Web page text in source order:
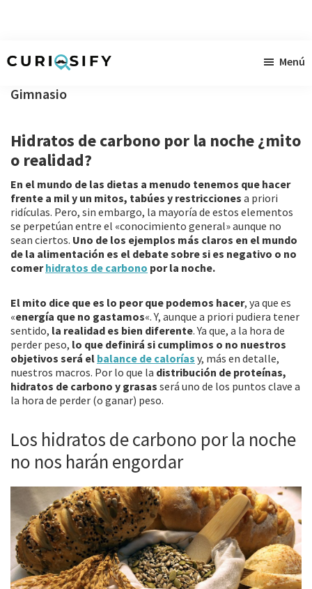
contenido
lateral
primaria
pie
página
raudales
Menú
Gimnasio
Hidratos de carbono por la noche ¿mito
o realidad?
En el mundo de las dietas a menudo tenemos que hacer
frente a mil y un mitos, tabúes y restricciones a priori
ridículas. Pero, sin embargo, la mayoría de estos elementos
se perpetúan entre el «conocimiento general» aunque no
sean ciertos. Uno de los ejemplos más claros en el mundo
de la alimentación es el debate sobre si es negativo o no
comerhidratos de carbono por la noche.
El mito dice que es lo peor que podemos hacer, ya que es
«energía que no gastamos«. Y, aunque a priori pudiera tener
sentido, la realidad es bien diferente. Ya que, a la hora de
perder peso, lo que definirá si cumplimos o no nuestros
objetivos será el balance de calorías y, más en detalle,
nuestros macros. Por lo que la distribución de proteínas,
hidratos de carbono y grasas será uno de los puntos clave a
la hora de perder (o ganar) peso.
Los hidratos de carbono por la noche
no nos harán engordar